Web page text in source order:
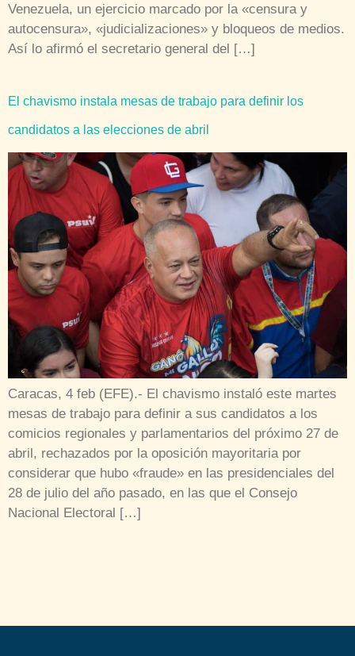
Venezuela, un ejercicio marcado por la «censura y
autocensura», «judicializaciones» y bloqueos de medios.
Así lo afirmó el secretario general del […]
El chavismo instala mesas de trabajo para definir los
candidatos a las elecciones de abril
Caracas, 4 feb (EFE).- El chavismo instaló este martes
mesas de trabajo para definir a sus candidatos a los
comicios regionales y parlamentarios del próximo 27 de
abril, rechazados por la oposición mayoritaria por
considerar que hubo «fraude» en las presidenciales del
28 de julio del año pasado, en las que el Consejo
Nacional Electoral […]